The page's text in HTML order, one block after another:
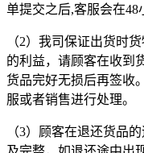
单提交之后,客服会在48
（2）我司保证出货时
的利益，请顾客在收到
货品完好无损后再签收
服或者销售进行处理。
（3）顾客在退还货品